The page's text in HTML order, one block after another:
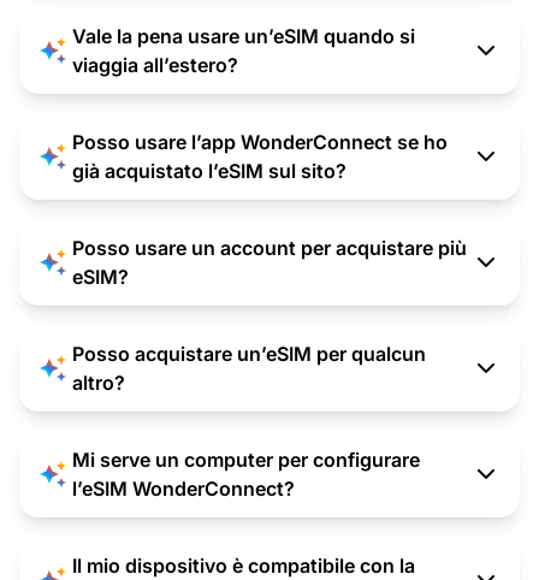
Vale la pena usare un’eSIM quando si
viaggia all’estero?
Posso usare l’app WonderConnect se ho
già acquistato l’eSIM sul sito?
Posso usare un account per acquistare più
eSIM?
Posso acquistare un’eSIM per qualcun
altro?
Mi serve un computer per configurare
l’eSIM WonderConnect?
Il mio dispositivo è compatibile con la